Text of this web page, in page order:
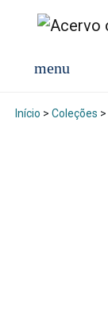
Início > Coleções >